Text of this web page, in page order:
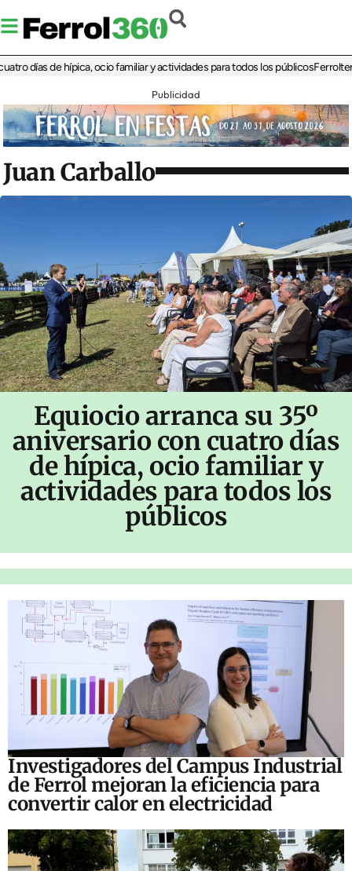
de hípica, ocio familiar y actividades para todos los públicosFerrolterra
Publicidad
Juan Carballo
Equiocio arranca su 35º
aniversario con cuatro días
de hípica, ocio familiar y
actividades para todos los
públicos
Investigadores del Campus Industrial
de Ferrol mejoran la eficiencia para
convertir calor en electricidad